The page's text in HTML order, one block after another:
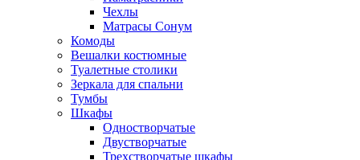
Чехлы
Матрасы Сонум
Комоды
Вешалки костюмные
Туалетные столики
Зеркала для спальни
Тумбы
Шкафы
Одностворчатые
Двустворчатые
Трехстворчатые шкафы